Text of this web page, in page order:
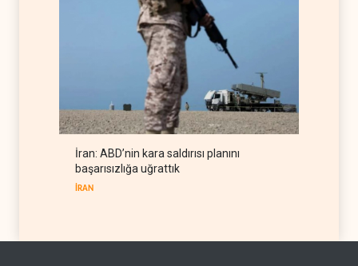
İran: ABD’nin kara saldırısı planını
başarısızlığa uğrattık
İRAN